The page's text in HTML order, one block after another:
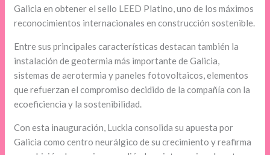
Galicia en obtener el sello LEED Platino, uno de los máximos
reconocimientos internacionales en construcción sostenible.
Entre sus principales características destacan también la
instalación de geotermia más importante de Galicia,
sistemas de aerotermia y paneles fotovoltaicos, elementos
que refuerzan el compromiso decidido de la compañía con la
ecoeficiencia y la sostenibilidad.
Con esta inauguración, Luckia consolida su apuesta por
Galicia como centro neurálgico de su crecimiento y reafirma